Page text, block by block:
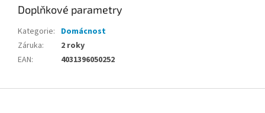
Doplňkové parametry
Kategorie: Domácnost
Záruka:
2 roky
EAN: 4031396050252